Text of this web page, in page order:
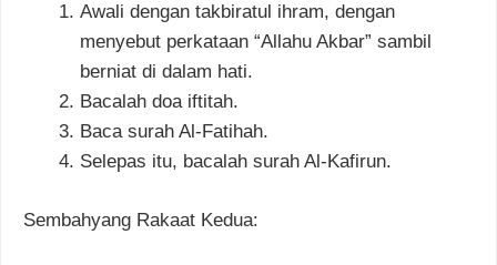
Awali dengan takbiratul ihram, dengan
menyebut perkataan “Allahu Akbar” sambil
berniat di dalam hati.
Bacalah doa iftitah.
Baca surah Al-Fatihah.
Selepas itu, bacalah surah Al-Kafirun.
Sembahyang Rakaat Kedua: